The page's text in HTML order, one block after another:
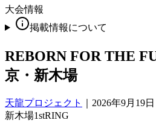
大会情報
掲載情報について
REBORN FOR THE
京・新木場
天龍プロジェクト
2026年9月19
新木場1stRING